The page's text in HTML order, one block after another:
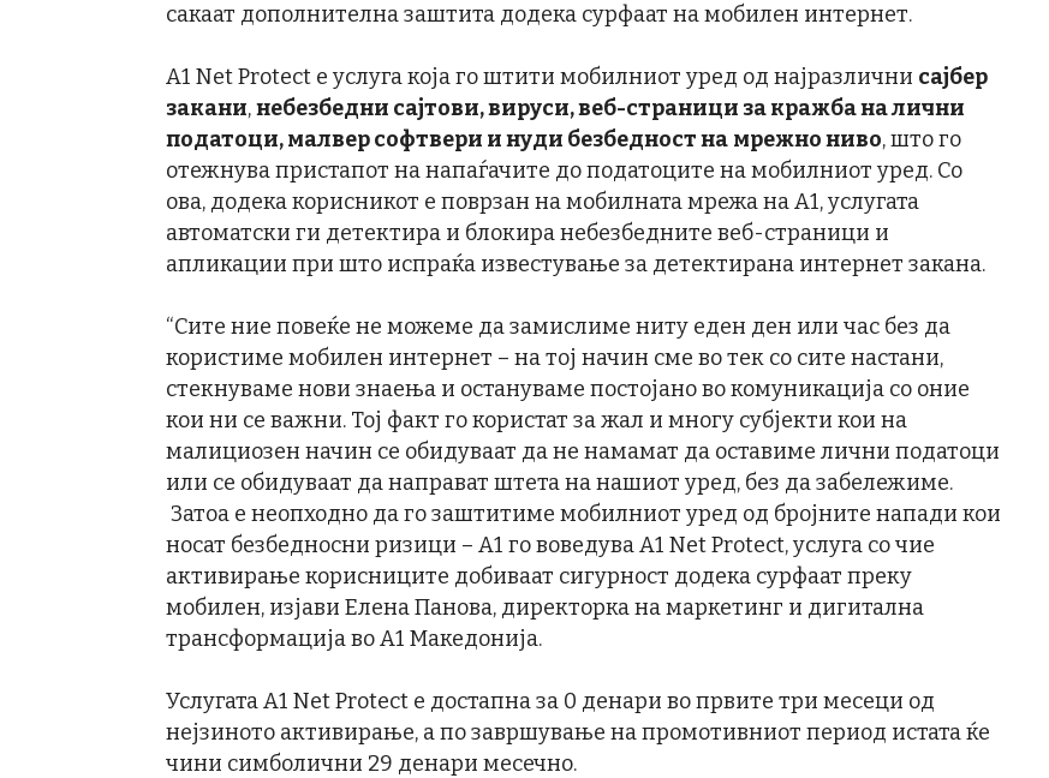
сакаат дополнителна заштита додека сурфаат на мобилен интернет.
A1 Net Protect е услуга која го штити мобилниот уред од најразлични сајбер
закани,небезбедни сајтови, вируси, веб-страници за кражба на лични
податоци, малвер софтвери и нуди безбедност на мрежно ниво, што го
отежнува пристапот на напаѓачите до податоците на мобилниот уред. Со
ова, додека корисникот е поврзан на мобилната мрежа на А1, услугата
автоматски ги детектира и блокира небезбедните веб-страници и
апликации при што испраќа известување за детектирана интернет закана.
“Сите ние повеќе не можеме да замислиме ниту еден ден или час без да
користиме мобилен интернет – на тој начин сме во тек со сите настани,
стекнуваме нови знаења и остануваме постојано во комуникација со оние
кои ни се важни. Тој факт го користат за жал и многу субјекти кои на
малициозен начин се обидуваат да не намамат да оставиме лични податоци
или се обидуваат да направат штета на нашиот уред, без да забележиме.
Затоа е неопходно да го заштитиме мобилниот уред од бројните напади кои
носат безбедносни ризици – А1 го воведува A1 Net Protect, услуга со чие
активирање корисниците добиваат сигурност додека сурфаат преку
мобилен, изјави Елена Панова, директорка на маркетинг и дигитална
трансформација во А1 Македонија.
Услугата A1 Net Protect е достапна за 0 денари во првите три месеци од
нејзиното активирање, а по завршување на промотивниот период истата ќе
чини симболични 29 денари месечно.